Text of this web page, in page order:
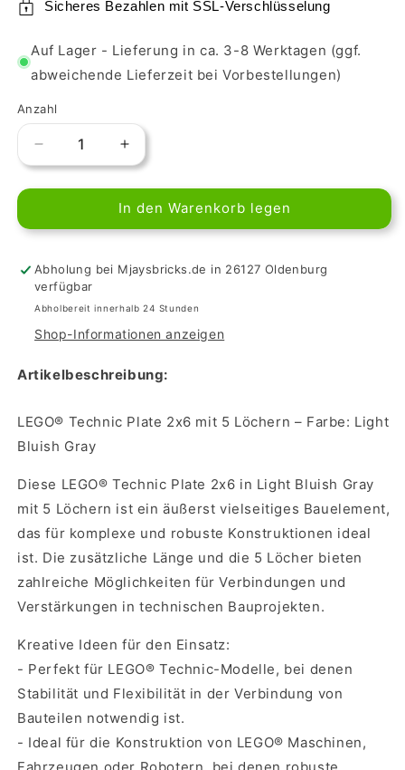
Sicheres Bezahlen mit SSL-Verschlüsselung
Auf Lager - Lieferung in ca. 3-8 Werktagen (ggf.
abweichende Lieferzeit bei Vorbestellungen)
Anzahl
Verringere
die
Menge
LEGO
Plate
2x6
with
Holes
Light
Gray
Erhöhe
die
Menge
für
LEGO
Plate
with
Holes
Light
Gray
In den Warenkorb legen
Abholung bei Mjaysbricks.de in 26127 Oldenburg
verfügbar
Abholbereit innerhalb 24 Stunden
Shop-Informationen anzeigen
Artikelbeschreibung:
LEGO® Technic Plate 2x6 mit 5 Löchern – Farbe: Light
Bluish Gray
Diese LEGO® Technic Plate 2x6 in Light Bluish Gray
mit 5 Löchern ist ein äußerst vielseitiges Bauelement,
das für komplexe und robuste Konstruktionen ideal
ist. Die zusätzliche Länge und die 5 Löcher bieten
zahlreiche Möglichkeiten für Verbindungen und
Verstärkungen in technischen Bauprojekten.
Kreative Ideen für den Einsatz:
- Perfekt für LEGO® Technic-Modelle, bei denen
Stabilität und Flexibilität in der Verbindung von
Bauteilen notwendig ist.
- Ideal für die Konstruktion von LEGO® Maschinen,